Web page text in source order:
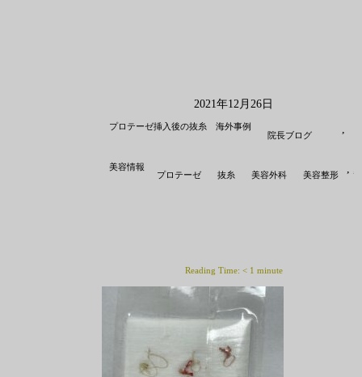
2021年12月26日
プロテーゼ挿入後の抜糸 海外事例
院長ブログ
,
美容情報
プロテーゼ
,
抜糸 美容外科 美容整形
Reading Time: < 1 minute